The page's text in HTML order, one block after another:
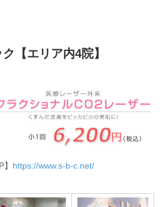
【エリア内4院】
https://www.s-b-c.net/